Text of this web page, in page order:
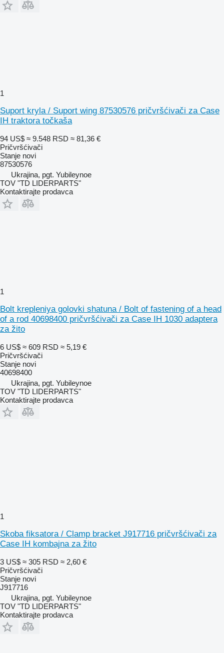
1
Suport kryla / Suport wing 87530576 pričvršćivači za Case
IH traktora točkaša
94 US$ ≈ 9.548 RSD ≈ 81,36 €
Pričvršćivači
Stanje novi
87530576
Ukrajina, pgt. Yubileynoe
TOV "TD LIDERPARTS"
Kontaktirajte prodavca
1
Bolt krepleniya golovki shatuna / Bolt of fastening of a head
of a rod 40698400 pričvršćivači za Case IH 1030 adaptera
za žito
6 US$ ≈ 609 RSD ≈ 5,19 €
Pričvršćivači
Stanje novi
40698400
Ukrajina, pgt. Yubileynoe
TOV "TD LIDERPARTS"
Kontaktirajte prodavca
1
Skoba fiksatora / Clamp bracket J917716 pričvršćivači za
Case IH kombajna za žito
3 US$ ≈ 305 RSD ≈ 2,60 €
Pričvršćivači
Stanje novi
J917716
Ukrajina, pgt. Yubileynoe
TOV "TD LIDERPARTS"
Kontaktirajte prodavca